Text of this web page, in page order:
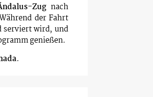
Zug nach
der Fahrt
serviert wird, und
genießen.
.